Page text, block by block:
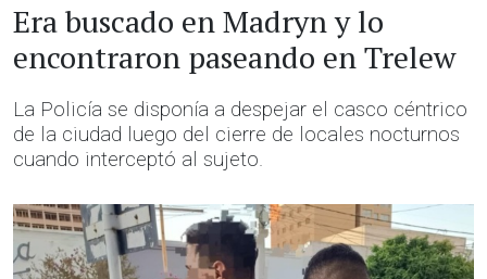
Era buscado en Madryn y lo
encontraron paseando en Trelew
La Policía se disponía a despejar el casco céntrico
de la ciudad luego del cierre de locales nocturnos
cuando interceptó al sujeto.